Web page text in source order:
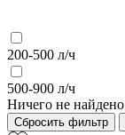
200-500 л/ч
500-900 л/ч
Ничего не найдено
Сбросить фильтр